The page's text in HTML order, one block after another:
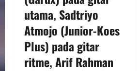
utama, Sadtriyo
Atmojo (Junior-Koes
Plus) pada gitar
ritme, Arif Rahman